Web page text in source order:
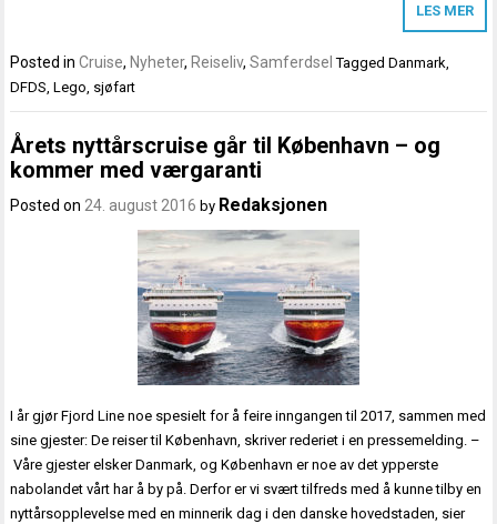
LES MER
Posted inCruise, Nyheter, Reiseliv,Samferdsel TaggedDanmark
DFDS ,Lego sjøfart
Årets nyttårscruise går til København – og
kommer med værgaranti
Posted on24. august 2016 by Redaksjonen
I år gjør Fjord Line noe spesielt for å feire inngangen til 2017, sammen med
sine gjester: De reiser til København, skriver rederiet i en pressemelding. –
Våre gjester elsker Danmark, og København er noe av det ypperste
nabolandet vårt har å by på. Derfor er vi svært tilfreds med å kunne tilby en
nyttårsopplevelse med en minnerik dag i den danske hovedstaden, sier